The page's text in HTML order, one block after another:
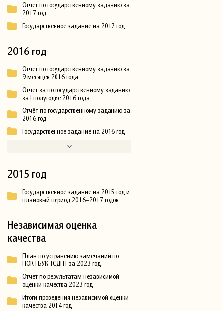
Отчет по государственному заданию за
2017 год
Государственное задание на 2017 год
2016 год
Отчет по государственному заданию за
9 месяцев 2016 года
Отчет за по государственному заданию
за I полугодие 2016 года
Отчёт по государственному заданию за
2016 год
Государственное задание на 2016 год
2015 год
Государственное задание на 2015 год и
плановый период 2016–2017 годов
Независимая оценка
качества
План по устранению замечаний по
НОК ГБУК ТОДНТ за 2023 год
Отчет по результатам независимой
оценки качества 2023 год
Итоги проведения независимой оценки
качества 2014 год